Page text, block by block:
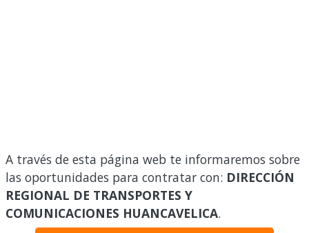
A través de esta página web te informaremos sobre
las oportunidades para contratar con: DIRECCIÓN
REGIONAL DE TRANSPORTES Y
COMUNICACIONES HUANCAVELICA.